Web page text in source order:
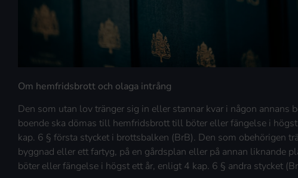
Om hemfridsbrott och olaga intrång
Den som utan lov tränger sig in eller stannar kvar i någon annans
boende ska dömas till hemfridsbrott till böter eller fängelse i
kap. 6 § första stycket i brottsbalken (BrB). Den som obehörigen
byggnad eller ett fartyg, på en gårdsplan eller på annan liknande
böter eller fängelse i högst ett år, enligt 4 kap. 6 § andra stycket